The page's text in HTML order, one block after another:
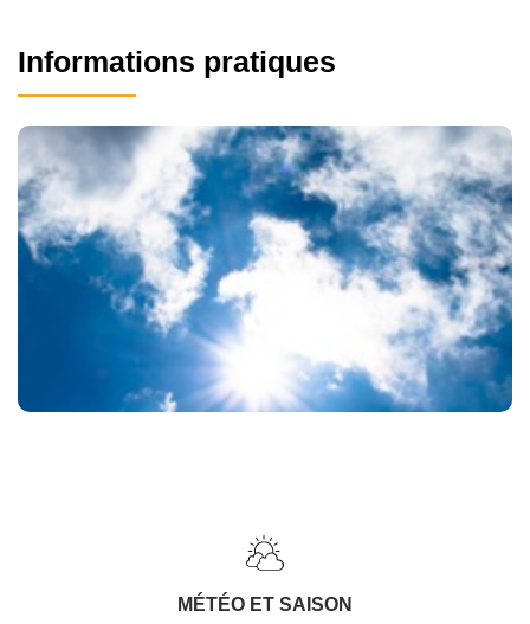
Informations pratiques
MÉTÉO ET SAISON